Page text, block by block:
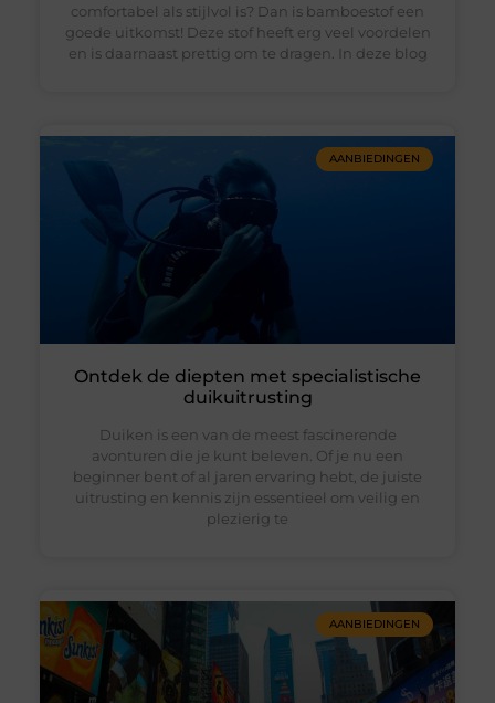
comfortabel als stijlvol is? Dan is bamboestof een
goede uitkomst! Deze stof heeft erg veel voordelen
en is daarnaast prettig om te dragen. In deze blog
AANBIEDINGEN
Ontdek de diepten met specialistische
duikuitrusting
Duiken is een van de meest fascinerende
avonturen die je kunt beleven. Of je nu een
beginner bent of al jaren ervaring hebt, de juiste
uitrusting en kennis zijn essentieel om veilig en
plezierig te
AANBIEDINGEN